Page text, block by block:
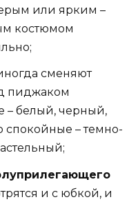
или ярким –
костюмом
сменяют
пиджаком
– белый, черный,
спокойные – темно-
и с юбкой, и